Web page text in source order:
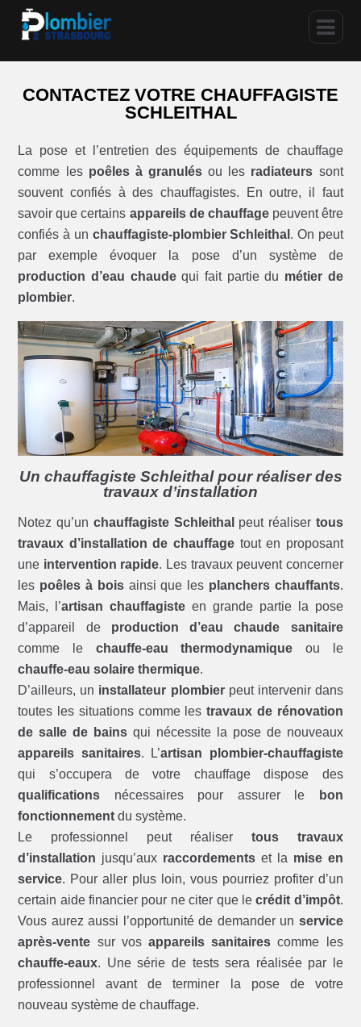
CONTACTEZ VOTRE CHAUFFAGISTE
SCHLEITHAL
La pose et l’entretien des équipements de chauffage
comme les poêles à granulés ou les radiateurs sont
souvent confiés à des chauffagistes. En outre, il faut
savoir que certains appareils de chauffagepeuvent être
confiés à un chauffagiste-plombier Schleithal . On peut
par exemple évoquer la pose d’un système de
production d’eau chaudequi fait partie du métier de
plombier.
Un chauffagiste Schleithal pour réaliser des
travaux d’installation
Notez qu’un chauffagiste Schleithal peut réaliser tous
travaux d’installation de chauffage tout en proposant
une intervention rapide. Les travaux peuvent concerner
les poêles à boisainsi que les planchers chauffants.
Mais, l’artisan chauffagiste en grande partie la pose
d’appareil de production d’eau chaude sanitaire
comme le chauffe-eau thermodynamique ou le
chauffe-eau solaire thermique.
D’ailleurs, un installateur plombierpeut intervenir dans
toutes les situations comme lestravaux de rénovation
de salle de bains qui nécessite la pose de nouveaux
appareils sanitaires. L’artisan plombier-chauffagiste
qui s’occupera de votre chauffage dispose des
qualifications nécessaires pour assurer le
bon
fonctionnement du système.
Le professionnel peut réaliser tous travaux
d’installation jusqu’aux raccordements et la mise en
service. Pour aller plus loin, vous pourriez profiter d’un
certain aide financier pour ne citer que lecrédit d’impôt.
Vous aurez aussi l’opportunité de demander un service
après-vente sur vos appareils sanitaires comme les
chauffe-eaux. Une série de tests sera réalisée par le
professionnel avant de terminer la pose de votre
nouveau système de chauffage.